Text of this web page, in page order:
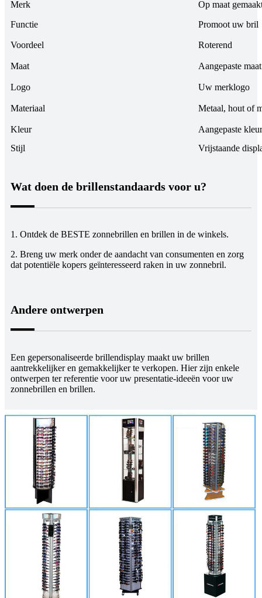
Merk
Op maat
Functie
Promoot uw bril
Voordeel Roterend
Maat Aangepaste maat
Logo Uw merklogo
Materiaal Metaal, hout of
Kleur
Aangepaste kleur
Stijl
Vrijstaande
Wat doen de brillenstandaards voor u?
1. Ontdek de BESTE zonnebrillen en brillen in de winkels.
2. Breng uw merk onder de aandacht van consumenten en zorg
dat potentiële kopers geïnteresseerd raken in uw zonnebril.
Andere ontwerpen
Een gepersonaliseerde brillendisplay maakt uw brillen
aantrekkelijker en gemakkelijker te verkopen. Hier zijn enkele
ontwerpen ter referentie voor uw presentatie-ideeën voor uw
zonnebrillen en brillen.